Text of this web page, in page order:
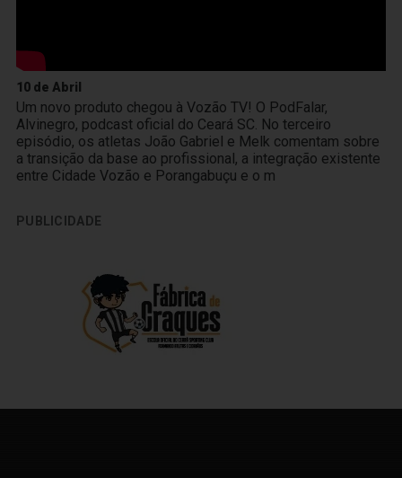
10 de Abril
Um novo produto chegou à Vozão TV! O PodFalar,
Alvinegro, podcast oficial do Ceará SC. No terceiro
episódio, os atletas João Gabriel e Melk comentam sobre
a transição da base ao profissional, a integração existente
entre Cidade Vozão e Porangabuçu e o m
PUBLICIDADE